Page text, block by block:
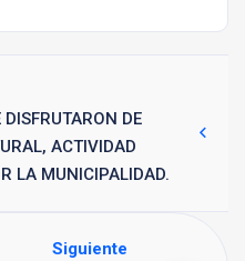
DE
ACTIVIDAD
LA MUNICIPALIDAD.
Siguiente